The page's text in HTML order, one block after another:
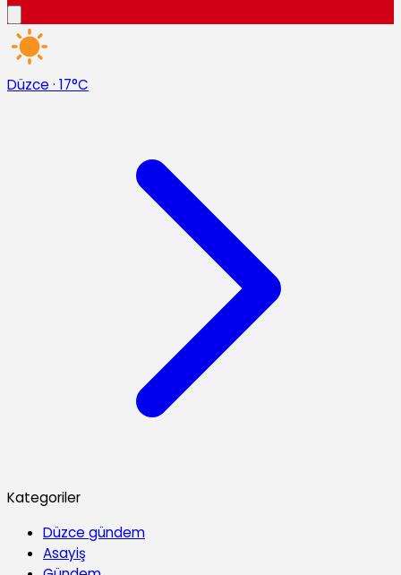
Düzce · 17°C
Kategoriler
Düzce gündem
Asayiş